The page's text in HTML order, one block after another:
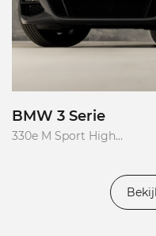
BMW 3 Serie
330e M Sport High